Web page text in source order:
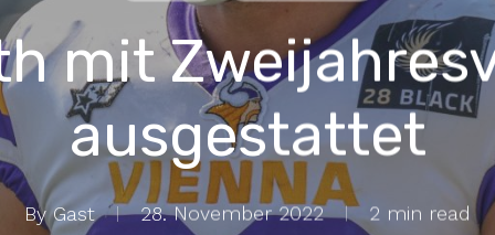
mit
ausgestattet
By Gast 28. November 2022 2 min read